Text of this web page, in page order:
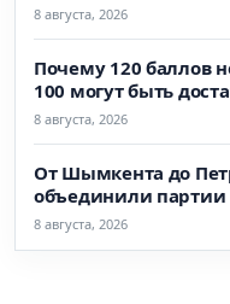
8 августа, 2026
Почему 120 баллов
100 могут быть
8 августа, 2026
От Шымкента до
объединили
8 августа, 2026